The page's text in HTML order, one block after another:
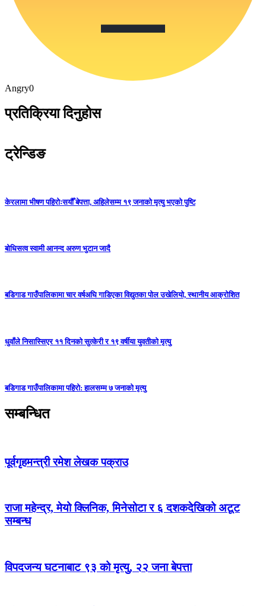
Angry0
प्रतिक्रिया दिनुहोस
ट्रेन्डिङ
केरलामा भीषण पहिरोःसयौँ बेपत्ता, अहिलेसम्म १९ जनाको मृत्यु भएको पुष्टि
बोधिसत्व स्वामी आनन्द अरुण भुटान जादै
बडिगाड गाउँपालिकामा चार वर्षअघि गाडिएका विद्युतका पोल उखेलियो, स्थानीय आक्रोशित
धुवाँले निसास्सिएर ११ दिनको सुत्केरी र १९ वर्षीया युवतीको मृत्यु
बडिगाड गाउँपालिकामा पहिरो: हालसम्म ७ जनाको मृत्यु
सम्बन्धित
पूर्वगृहमन्त्री रमेश लेखक पक्राउ
राजा महेन्द्र, मेयो क्लिनिक, मिनेसोटा र ६ दशकदेखिको अटूट
सम्बन्ध
विपदजन्य घटनाबाट ९३ को मृत्यु, २२ जना बेपत्ता